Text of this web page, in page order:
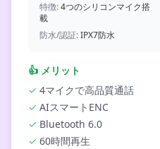
特徴:4つのシリコンマイク搭
載
防水/認証:IPX7防水
👍 メリット
✓ 4マイクで高品質通話
✓ AIスマートENC
✓ Bluetooth 6.0
✓ 60時間再生